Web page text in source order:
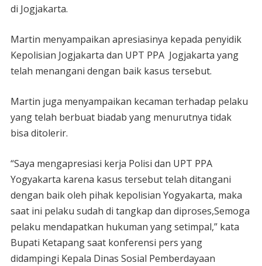
di Jogjakarta.
Martin menyampaikan apresiasinya kepada penyidik
Kepolisian Jogjakarta dan UPT PPA Jogjakarta yang
telah menangani dengan baik kasus tersebut.
Martin juga menyampaikan kecaman terhadap pelaku
yang telah berbuat biadab yang menurutnya tidak
bisa ditolerir.
“Saya mengapresiasi kerja Polisi dan UPT PPA
Yogyakarta karena kasus tersebut telah ditangani
dengan baik oleh pihak kepolisian Yogyakarta, maka
saat ini pelaku sudah di tangkap dan diproses,Semoga
pelaku mendapatkan hukuman yang setimpal,” kata
Bupati Ketapang saat konferensi pers yang
didampingi Kepala Dinas Sosial Pemberdayaan